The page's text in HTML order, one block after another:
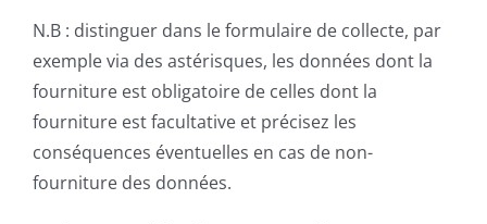
N.B : distinguer dans le formulaire de collecte, par
exemple via des astérisques, les données dont la
fourniture est obligatoire de celles dont la
fourniture est facultative et précisez les
conséquences éventuelles en cas de non-
fourniture des données.